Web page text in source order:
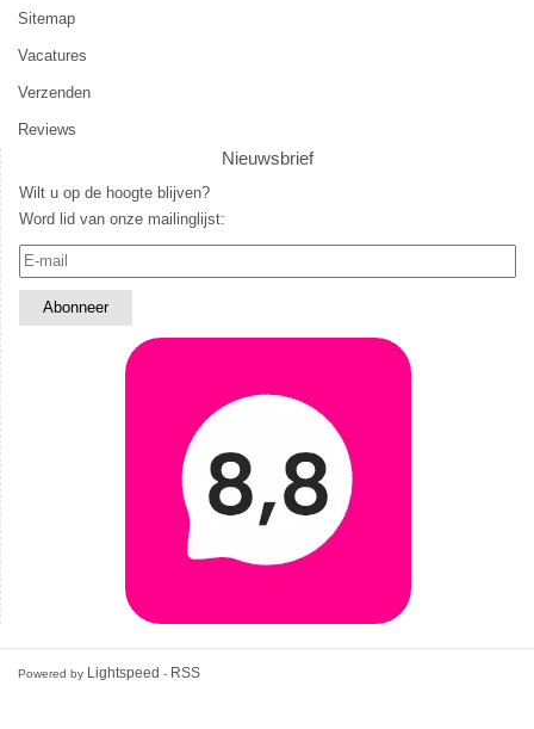
Sitemap
Vacatures
Verzenden
Reviews
Nieuwsbrief
Wilt u op de hoogte blijven?
Word lid van onze mailinglijst:
Powered by Lightspeed - RSS